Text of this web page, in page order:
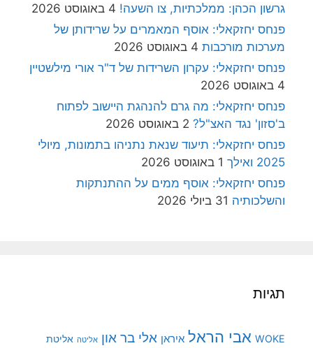
גרשון הכהן: ממלכתיות, צו השעה! 4 באוגוסט 2026
פנחס יחזקאלי: אוסף המאמרים על שרידותן של
מערכות מורכבות 4 באוגוסט 2026
פנחס יחזקאלי: עקרון השרידות של ד"ר אורי מילשטיין
4 באוגוסט 2026
פנחס יחזקאלי: מה גרם להנהגת היישוב לפתוח
ב'סזון' נגד האצ"ל? 2 באוגוסט 2026
פנחס יחזקאלי: תיעוד שנאת נתניהו בתמונות, מיולי
2025 ואילך
1 באוגוסט 2026
פנחס יחזקאלי: אוסף ממים על ההתנתקות
והשלכותיה 31 ביולי 2026
תגיות
WOKE אבי הראל איראן אלי בר און אליטה אליטת